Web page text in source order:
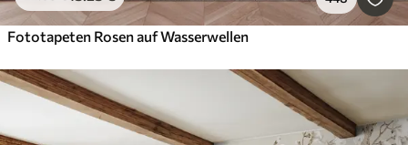
Fototapeten Rosen auf Wasserwellen